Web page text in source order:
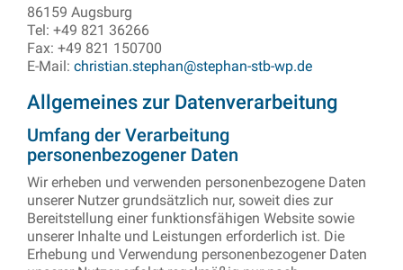
86159 Augsburg
Tel: +49 821 36266
Fax: +49 821 150700
E-Mail: christian.stephan@stephan-stb-wp.de
Allgemeines zur Datenverarbeitung
Umfang der Verarbeitung
personenbezogener Daten
Wir erheben und verwenden personenbezogene Daten
unserer Nutzer grundsätzlich nur, soweit dies zur
Bereitstellung einer funktionsfähigen Website sowie
unserer Inhalte und Leistungen erforderlich ist. Die
Erhebung und Verwendung personenbezogener Daten